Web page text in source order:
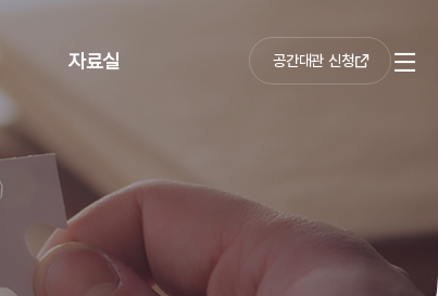
자료실 공간대관 신청
뉴